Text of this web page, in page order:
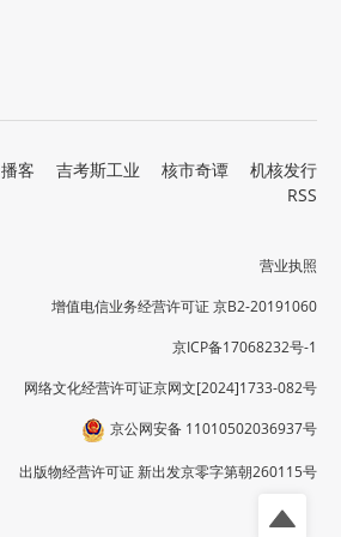
播客 吉考斯工业 核市奇谭
机核发行
RSS
营业执照
增值电信业务经营许可证 京B2-20191060
京ICP备17068232号-1
网络文化经营许可证京网文[2024]1733-082号
京公网安备 11010502036937号
出版物经营许可证 新出发京零字第朝260115号